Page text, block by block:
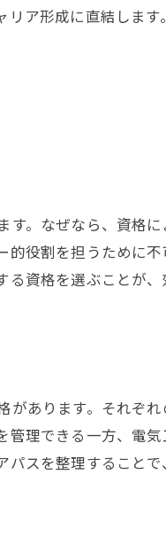
ト
ア形成に直結します。
。なぜなら、資格に
役割を担うために
資格を選ぶことが
あります。それぞ
理できる一方、電
スを整理すること